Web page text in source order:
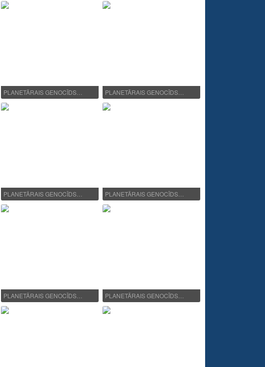
PLANETĀRAIS GENOCĪDS… PLANETĀRAIS GENOCĪDS…
PLANETĀRAIS GENOCĪDS… PLANETĀRAIS GENOCĪDS…
PLANETĀRAIS GENOCĪDS… PLANETĀRAIS GENOCĪDS…